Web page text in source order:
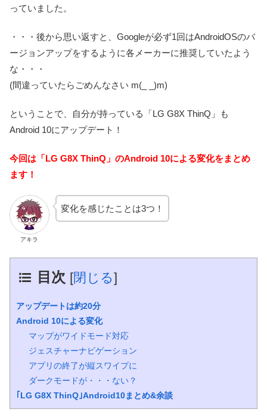
っていました。
・・・後から思い返すと、Googleが必ず1回はAndroidOSのバ
ージョンアップをするように各メーカーに推奨していたよう
な・・・
(間違っていたらごめんなさい m(_ _)m)
ということで、自分が持っている「LG G8X ThinQ」も
Android 10にアップデート！
今回は「LG G8X ThinQ」のAndroid 10による変化をまとめ
ます！
アキラ
変化を感じたことは3つ！
目次 [閉じる]
アップデートは約20分
Android 10による変化
マップがワイドモード対応
ジェスチャーナビゲーション
アプリの終了が縦スワイプに
ダークモードが・・・ない？
｢LG G8X ThinQ｣Android10まとめ&余談